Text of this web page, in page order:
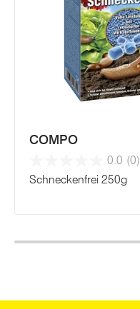
COMPO
0.0 (0)
Schneckenfrei 250g